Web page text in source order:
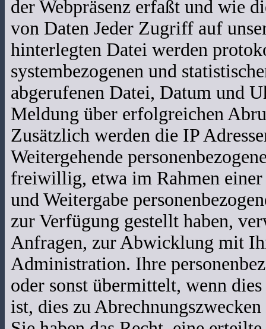
der Webpräsenz erfaßt und wie
von Daten Jeder Zugriff auf
hinterlegten Datei werden
systembezogenen und
abgerufenen Datei, Datum und
Meldung über erfolgreichen
Zusätzlich werden die IP
Weitergehende
freiwillig, etwa im Rahmen
und Weitergabe
zur Verfügung gestellt haben,
Anfragen, zur Abwicklung mit
Administration. Ihre
oder sonst übermittelt, wenn
ist, dies zu